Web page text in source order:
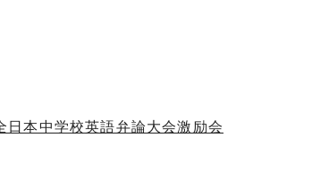
本中学校英語弁論大会激励会